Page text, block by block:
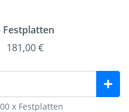
Festplatten
181,00 €
x Festplatten